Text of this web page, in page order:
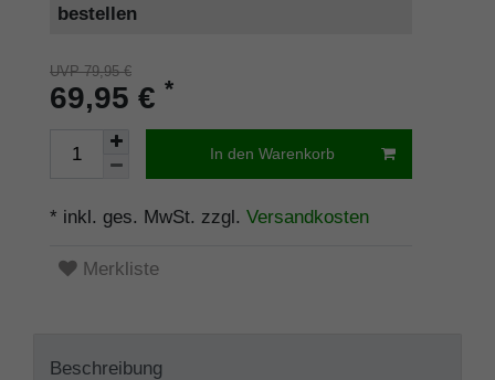
bestellen
UVP 79,95 €
69,95 € *
In den Warenkorb
* inkl. ges. MwSt. zzgl. Versandkosten
Merkliste
Beschreibung